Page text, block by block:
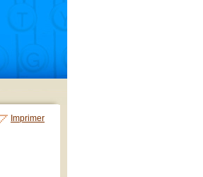
Imprimer